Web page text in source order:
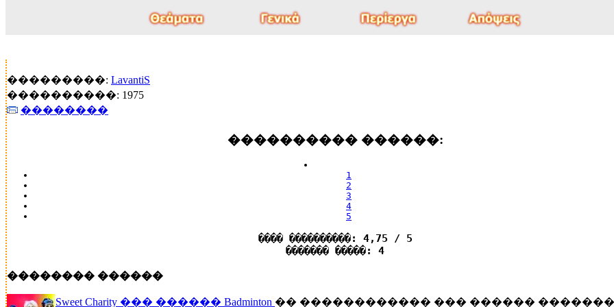
���������: LavantiS
����������: 1975
��������
���������� ������:
1
2
3
4
5
���� ����������: 4,75 / 5
������� �����: 4
�������� ������
Sweet Charity ��� ������ Badminton �� ������������ ��� ������